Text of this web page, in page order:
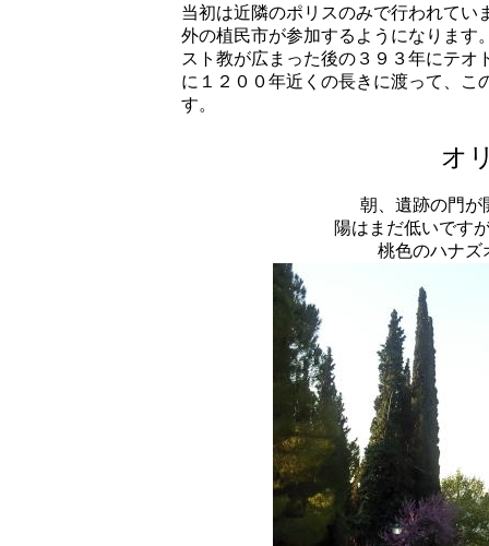
当初は近隣のポリスのみで行われてい
外の植民市が参加するようになります
スト教が広まった後の３９３年にテ
に１２００年近くの長きに渡って、こ
す。
オ
朝、遺跡の門が
陽はまだ低いです
桃色のハナズ